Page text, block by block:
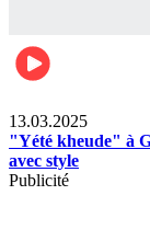
13.03.2025
"Yété kheude" à
avec style
Publicité